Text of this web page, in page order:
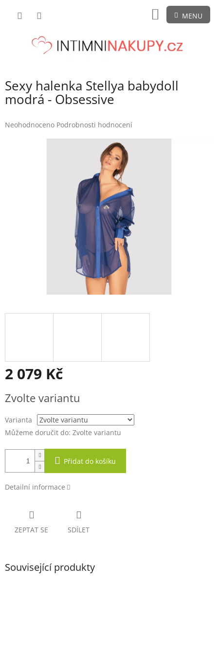
NÁKUPNÍ
KOŠÍK
Sexy halenka Stellya babydoll
modrá - Obsessive
Průměrné
Neohodnoceno Podrobnosti hodnocení
2 079 Kč
cena:
Zvolte variantu
Varianta
Můžeme doručit do: Zvolte variantu
Přidat do košíku
Detailní informace
ZEPTAT SE SDÍLET
Související produkty